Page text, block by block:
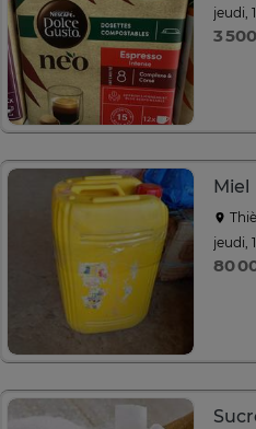
jeudi,
3
Miel
jeudi,
80